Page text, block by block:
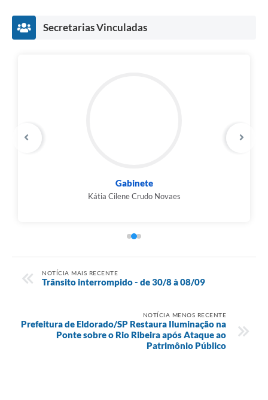
Secretarias Vinculadas
Gabinete
Kátia Cilene Crudo Novaes
NOTÍCIA MAIS RECENTE
Trânsito interrompido - de 30/8 à 08/09
NOTÍCIA MENOS RECENTE
Prefeitura de Eldorado/SP Restaura Iluminação na
Ponte sobre o Rio Ribeira após Ataque ao
Patrimônio Público